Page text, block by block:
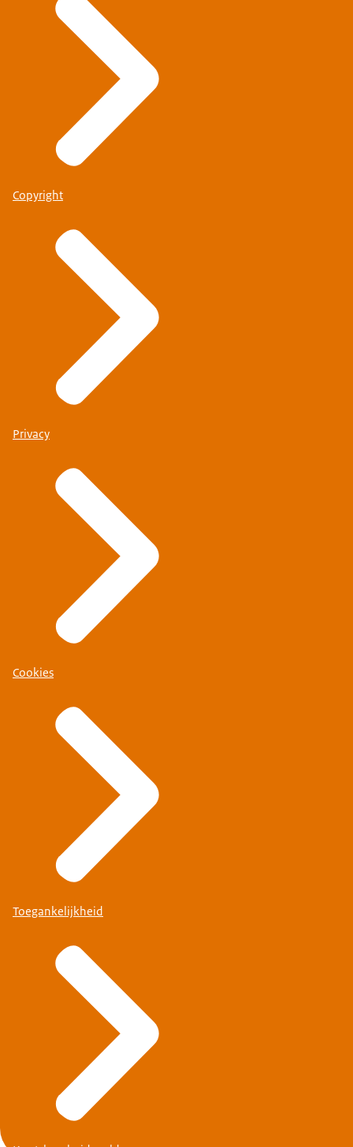
Copyright
Privacy
Cookies
Toegankelijkheid